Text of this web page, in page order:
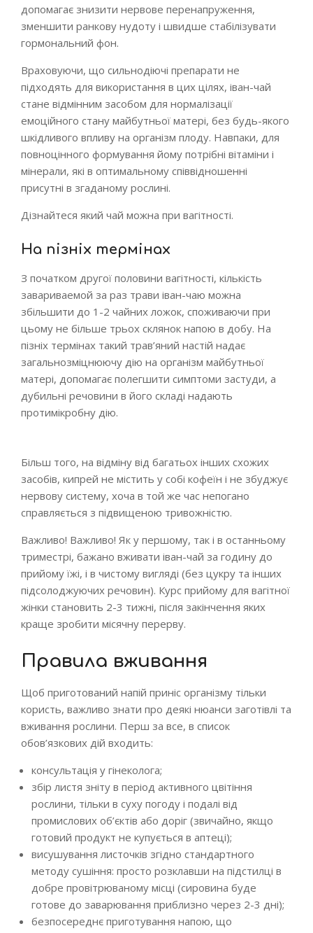
допомагає знизити нервове перенапруження,
зменшити ранкову нудоту і швидше стабілізувати
гормональний фон.
Враховуючи, що сильнодіючі препарати не
підходять для використання в цих цілях, іван-чай
стане відмінним засобом для нормалізації
емоційного стану майбутньої матері, без будь-якого
шкідливого впливу на організм плоду. Навпаки, для
повноцінного формування йому потрібні вітаміни і
мінерали, які в оптимальному співвідношенні
присутні в згаданому рослині.
Дізнайтеся який чай можна при вагітності.
На пізніх термінах
З початком другої половини вагітності, кількість
завариваемой за раз трави іван-чаю можна
збільшити до 1-2 чайних ложок, споживаючи при
цьому не більше трьох склянок напою в добу. На
пізніх термінах такий трав’яний настій надає
загальнозміцнюючу дію на організм майбутньої
матері, допомагає полегшити симптоми застуди, а
дубильні речовини в його складі надають
протимікробну дію.
Більш того, на відміну від багатьох інших схожих
засобів, кипрей не містить у собі кофеїн і не збуджує
нервову систему, хоча в той же час непогано
справляється з підвищеною тривожністю.
Важливо! Важливо! Як у першому, так і в останньому
триместрі, бажано вживати іван-чай за годину до
прийому їжі, і в чистому вигляді (без цукру та інших
підсолоджуючих речовин). Курс прийому для вагітної
жінки становить 2-3 тижні, після закінчення яких
краще зробити місячну перерву.
Правила вживання
Щоб приготований напій приніс організму тільки
користь, важливо знати про деякі нюанси заготівлі та
вживання рослини. Перш за все, в список
обов’язкових дій входить:
консультація у гінеколога;
збір листя зніту в період активного цвітіння
рослини, тільки в суху погоду і подалі від
промислових об’єктів або доріг (звичайно, якщо
готовий продукт не купується в аптеці);
висушування листочків згідно стандартного
методу сушіння: просто розклавши на підстилці в
добре провітрюваному місці (сировина буде
готове до заварювання приблизно через 2-3 дні);
безпосереднє приготування напою, що